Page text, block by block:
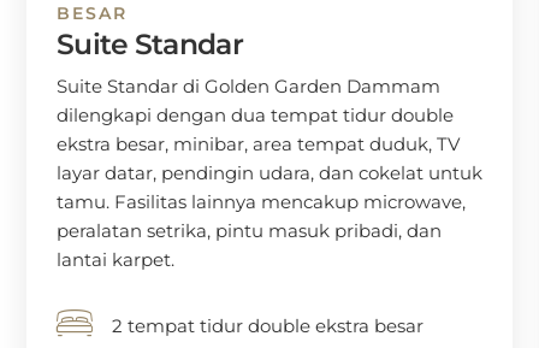
BESAR
Suite Standar
Suite Standar di Golden Garden Dammam
dilengkapi dengan dua tempat tidur double
ekstra besar, minibar, area tempat duduk, TV
layar datar, pendingin udara, dan cokelat untuk
tamu. Fasilitas lainnya mencakup microwave,
peralatan setrika, pintu masuk pribadi, dan
lantai karpet.
2 tempat tidur double ekstra besar